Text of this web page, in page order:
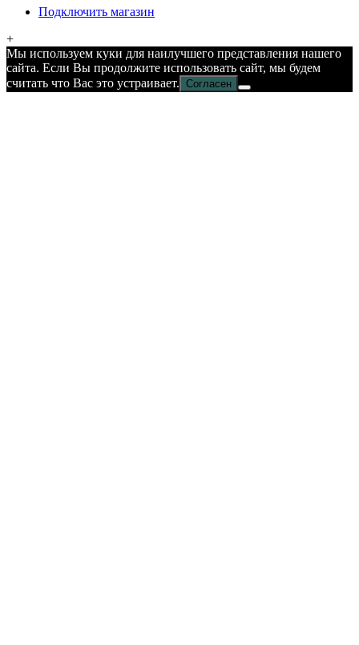
Подключить магазин
+
Мы используем куки для наилучшего представления нашего
сайта. Если Вы продолжите использовать сайт, мы будем
считать что Вас это устраивает. Согласен